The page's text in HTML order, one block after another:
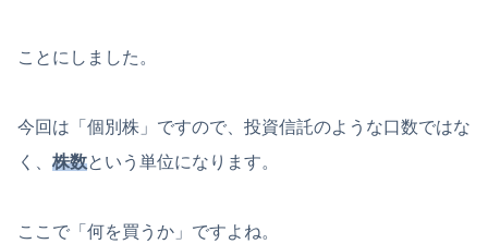
ことにしました。
今回は「個別株」ですので、投資信託のような口数ではな
く、 株数という単位になります。
ここで「何を買うか」ですよね。